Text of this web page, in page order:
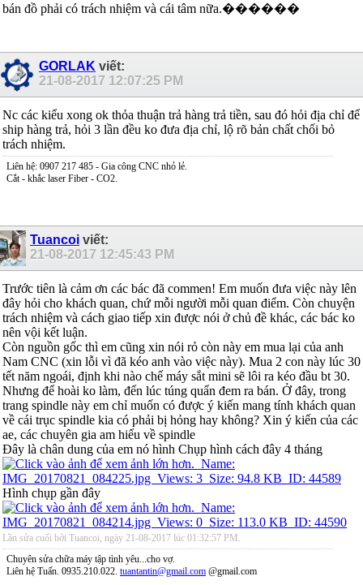
bán đồ phải có trách nhiệm và cái tâm nữa.������
GORLAK viết:
21-08-2017 12:07:25 PM
Nc các kiểu xong ok thỏa thuận trả hàng trả tiền, sau đó hỏi địa chỉ để
ship hàng trả, hỏi 3 lần đều ko đưa địa chỉ, lộ rõ bản chất chối bỏ
trách nhiệm.
Liên hệ: 0907 217 485 - Gia công CNC nhỏ lẻ.
Cắt - khắc laser Fiber - CO2.
Tuancoi viết:
21-08-2017 12:45:43 PM
Trước tiên là cảm ơn các bác đã commen! Em muốn đưa việc này lên
đây hỏi cho khách quan, chứ mỗi người mỗi quan điểm. Còn chuyện
trách nhiệm và cách giao tiếp xin được nói ở chủ đề khác, các bác ko
nên vội kết luận.
Còn nguồn gốc thì em cũng xin nói rỏ còn này em mua lại của anh
Nam CNC (xin lỗi vì đã kéo anh vào việc này). Mua 2 con này lúc 30
tết năm ngoái, định khi nào chế máy sắt mini sẽ lôi ra kéo đầu bt 30.
Nhưng để hoài ko làm, đến lúc túng quẩn đem ra bán. Ở đây, trong
trang spindle này em chỉ muốn có được ý kiến mang tính khách quan
về cái trục spindle kia có phải bị hỏng hay không? Xin ý kiến của các
ae, các chuyên gia am hiểu về spindle
Đây là chân dung của em nó hình Chụp hình cách đây 4 tháng
Hình chụp gần đây
Lần sửa cuối bởi Tuancoi, ngày 21-08-2017 lúc 01:32:57 PM .
Chuyên sửa chữa máy tập tình yêu...cho vợ.
Liên hệ Tuấn. 0935.210.022. tuantantin@gmail.com @gmail.com